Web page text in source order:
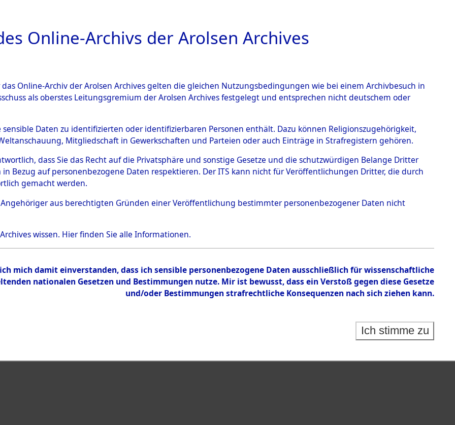
ARCHIVALE ÜBERSICHT BILD
→Kreis Friesland→0155 (101101001)
0155 (101101001)
Übergeordnetes
Niedersachsen
Inhalt
Zur Übersicht
Online-Archivs der Arolsen Archives
Online-Archiv der Arolsen Archives gelten die gleichen Nutzungsbedingungen wie bei einem Archivbesuch in
als oberstes Leitungsgremium der Arolsen Archives festgelegt und entsprechen nicht deutschem oder
sensible Daten zu identifizierten oder identifizierbaren Personen enthält. Dazu können Religionszugehörigkeit,
Mitgliedschaft in Gewerkschaften und Parteien oder auch Einträge in Strafregistern gehören.
dass Sie das Recht auf die Privatsphäre und sonstige Gesetze und die schutzwürdigen Belange Dritter
Bezug auf personenbezogene Daten respektieren. Der ITS kann nicht für Veröffentlichungen Dritter, die durch
gemacht werden.
Angehöriger aus berechtigten Gründen einer Veröffentlichung bestimmter personenbezogener Daten nicht
wissen. Hierfinden Sie alle Informationen.
mich damit einverstanden, dass ich sensible personenbezogene Daten ausschließlich für wissenschaftliche
nationalen Gesetzen und Bestimmungen nutze. Mir ist bewusst, dass ein Verstoß gegen diese Gesetze
und/oder Bestimmungen strafrechtliche Konsequenzen nach sich ziehen kann.
Ich stimme zu